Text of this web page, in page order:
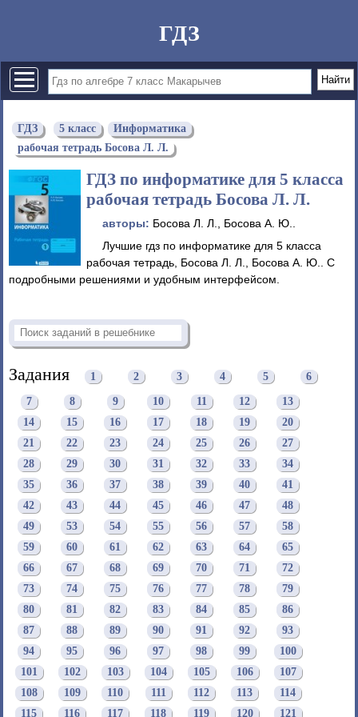
ГДЗ
ГДЗ 5 класс
Информатика
рабочая тетрадь Босова Л. Л.
ГДЗ по информатике для 5 класса
рабочая тетрадь Босова Л. Л.
авторы: Босова Л. Л., Босова А. Ю..
Лучшие гдз по информатике для 5 класса
рабочая тетрадь, Босова Л. Л., Босова А. Ю.. С
подробными решениями и удобным интерфейсом.
Задания 1 2 3 4 5 6
7 8 9 10 11 12
13
14
15 16 17 18 19
20
21
22 23 24 25 26
27
28
29 30 31 32 33
34
35
36 37 38 39 40
41
42
43 44 45 46 47
48
49
53 54 55 56 57
58
59
60 61 62 63 64
65
66
67 68 69 70 71
72
73
74 75 76 77 78
79
80
81 82 83 84 85
86
87
88 89 90 91 92
93
94
95 96 97 98 99
100
101
102 103 104 105 106
107
108
109 110 111 112 113
114
115
116 117 118 119 120 121